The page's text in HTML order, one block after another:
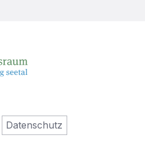
Datenschutz